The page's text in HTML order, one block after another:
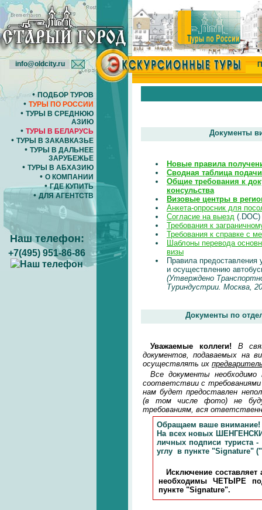
info@oldcity.ru
•ПОДБОР ТУРОВ
• ТУРЫ ПО РОССИИ
• ТУРЫ В СРЕДНЮЮ
АЗИЮ
• ТУРЫ В БЕЛАРУСЬ
• ТУРЫ В ЗАКАВКАЗЬЕ
• ТУРЫ В ДАЛЬНЕЕ
ЗАРУБЕЖЬЕ
• ТУРЫ В АБХАЗИЮ
• О КОМПАНИИ
•ГДЕ КУПИТЬ
• ДЛЯ АГЕНТСТВ
Наш телефон:
+7(495) 951-86-86
Документы
Новые правила
Сводная таблица
Общие требования к
консульства
Визовые центры в
Анкета-опросник для
Согласие на выезд (.DOC)
Требования к
Требования к справке с
Шаблоны перевода
визы
Правила предоставления
и осуществлению
(Утверждено
Туриндустрии. Москва,
Документы по
Уважаемые коллеги!
В
документов, подаваемых на
осуществлять их
Все документы
соответствии с
нам будет предоставлен
(в том числе фото) не
требованиям, вся
Обращаем ваше внимание!
На всех новых
личных подписи туриста
углу в пункте "Signature"
Исключение
необходимы ЧЕТЫРЕ
пункте "Signature".